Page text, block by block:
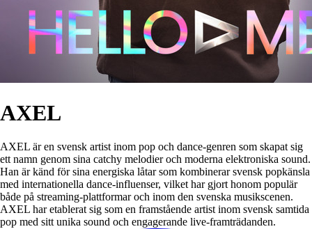
AXEL
AXEL är en svensk artist inom pop och dance-genren som skapat sig
ett namn genom sina catchy melodier och moderna elektroniska sound.
Han är känd för sina energiska låtar som kombinerar svensk popkänsla
med internationella dance-influenser, vilket har gjort honom populär
både på streaming-plattformar och inom den svenska musikscenen.
AXEL har etablerat sig som en framstående artist inom svensk samtida
pop med sitt unika sound och engagerande live-framträdanden.